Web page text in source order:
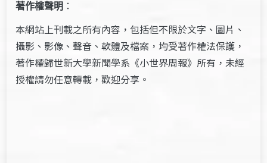
著作權聲明 ：
本網站上刊載之所有內容，包括但不限於文字、圖片、
攝影、影像、聲音、軟體及檔案，均受著作權法保護，
著作權歸世新大學新聞學系《小世界周報》所有，未經
授權請勿任意轉載，歡迎分享。